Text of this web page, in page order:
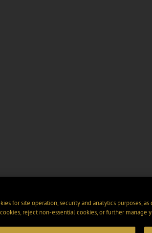
for site operation, security and analytics purposes,
reject non-essential cookies, or further manage